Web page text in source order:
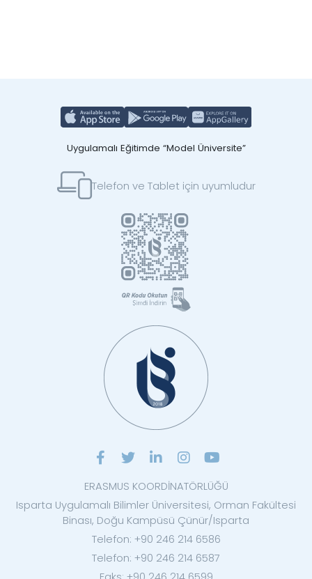
Uygulamalı Eğitimde “Model Üniversite”
Telefon ve Tablet için uyumludur
ERASMUS KOORDİNATÖRLÜĞÜ
Isparta Uygulamalı Bilimler Üniversitesi, Orman Fakültesi
Binası, Doğu Kampüsü Çünür/Isparta
Telefon: +90 246 214 6586
Telefon: +90 246 214 6587